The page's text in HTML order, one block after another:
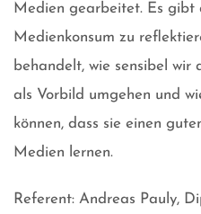
Medien gearbeitet. Es gibt
Medienkonsum zu
behandelt, wie sensibel wir
als Vorbild umgehen und
können, dass sie einen
Medien lernen.
Referent: Andreas Pauly,